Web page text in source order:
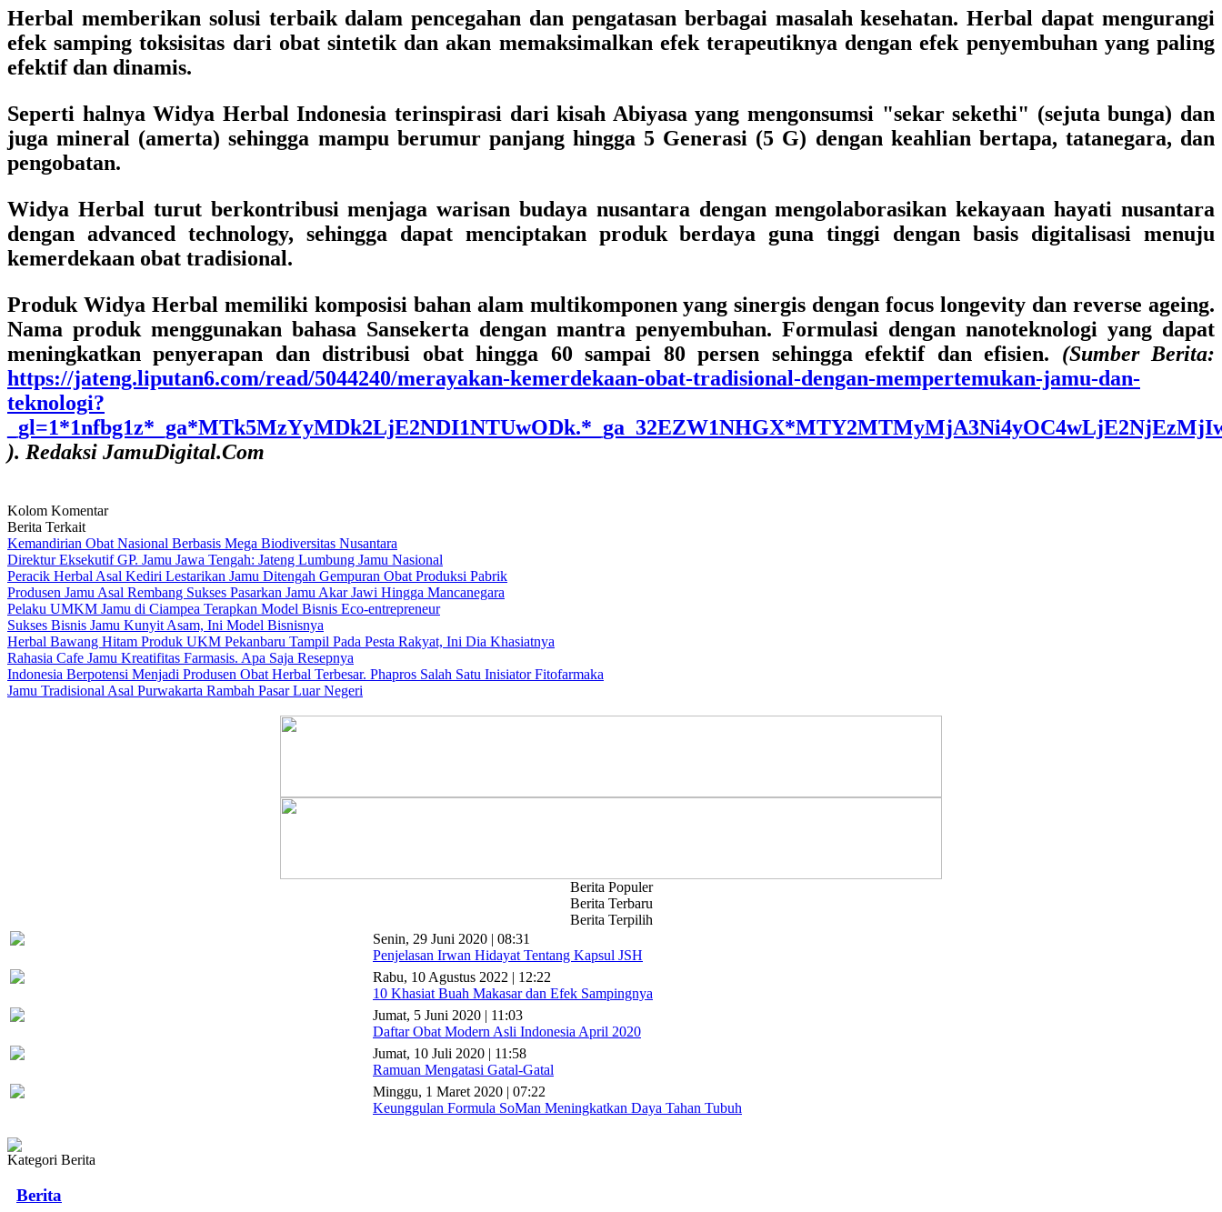
Herbal memberikan solusi terbaik dalam pencegahan dan pengatasan berbagai masalah kesehatan. Herbal dapat mengurangi
efek samping toksisitas dari obat sintetik dan akan memaksimalkan efek terapeutiknya dengan efek penyembuhan yang paling
efektif dan dinamis.
Seperti halnya Widya Herbal Indonesia terinspirasi dari kisah Abiyasa yang mengonsumsi "sekar sekethi" (sejuta bunga) dan
juga mineral (amerta) sehingga mampu berumur panjang hingga 5 Generasi (5 G) dengan keahlian bertapa, tatanegara, dan
pengobatan.
Widya Herbal turut berkontribusi menjaga warisan budaya nusantara dengan mengolaborasikan kekayaan hayati nusantara
dengan advanced technology, sehingga dapat menciptakan produk berdaya guna tinggi dengan basis digitalisasi menuju
kemerdekaan obat tradisional.
Produk Widya Herbal memiliki komposisi bahan alam multikomponen yang sinergis dengan focus longevity dan reverse ageing.
Nama produk menggunakan bahasa Sansekerta dengan mantra penyembuhan. Formulasi dengan nanoteknologi yang dapat
meningkatkan penyerapan dan distribusi obat hingga 60 sampai 80 persen sehingga efektif dan efisien. (Sumber Berita:
https://jateng.liputan6.com/read/5044240/merayakan-kemerdekaan-obat-tradisional-dengan-mempertemukan-jamu-dan-
teknologi?
). Redaksi JamuDigital.Com
Kolom Komentar
Berita Terkait
Kemandirian Obat Nasional Berbasis Mega Biodiversitas Nusantara
Direktur Eksekutif GP. Jamu Jawa Tengah: Jateng Lumbung Jamu Nasional
Peracik Herbal Asal Kediri Lestarikan Jamu Ditengah Gempuran Obat Produksi Pabrik
Produsen Jamu Asal Rembang Sukses Pasarkan Jamu Akar Jawi Hingga Mancanegara
Pelaku UMKM Jamu di Ciampea Terapkan Model Bisnis Eco-entrepreneur
Sukses Bisnis Jamu Kunyit Asam, Ini Model Bisnisnya
Herbal Bawang Hitam Produk UKM Pekanbaru Tampil Pada Pesta Rakyat, Ini Dia Khasiatnya
Rahasia Cafe Jamu Kreatifitas Farmasis. Apa Saja Resepnya
Indonesia Berpotensi Menjadi Produsen Obat Herbal Terbesar. Phapros Salah Satu Inisiator Fitofarmaka
Jamu Tradisional Asal Purwakarta Rambah Pasar Luar Negeri
Berita Populer
Berita Terbaru
Berita Terpilih
Senin, 29 Juni 2020 | 08:31
Penjelasan Irwan Hidayat Tentang Kapsul JSH
Rabu, 10 Agustus 2022 | 12:22
10 Khasiat Buah Makasar dan Efek Sampingnya
Jumat, 5 Juni 2020 | 11:03
Daftar Obat Modern Asli Indonesia April 2020
Jumat, 10 Juli 2020 | 11:58
Ramuan Mengatasi Gatal-Gatal
Minggu, 1 Maret 2020 | 07:22
Keunggulan Formula SoMan Meningkatkan Daya Tahan Tubuh
Kategori Berita
Berita